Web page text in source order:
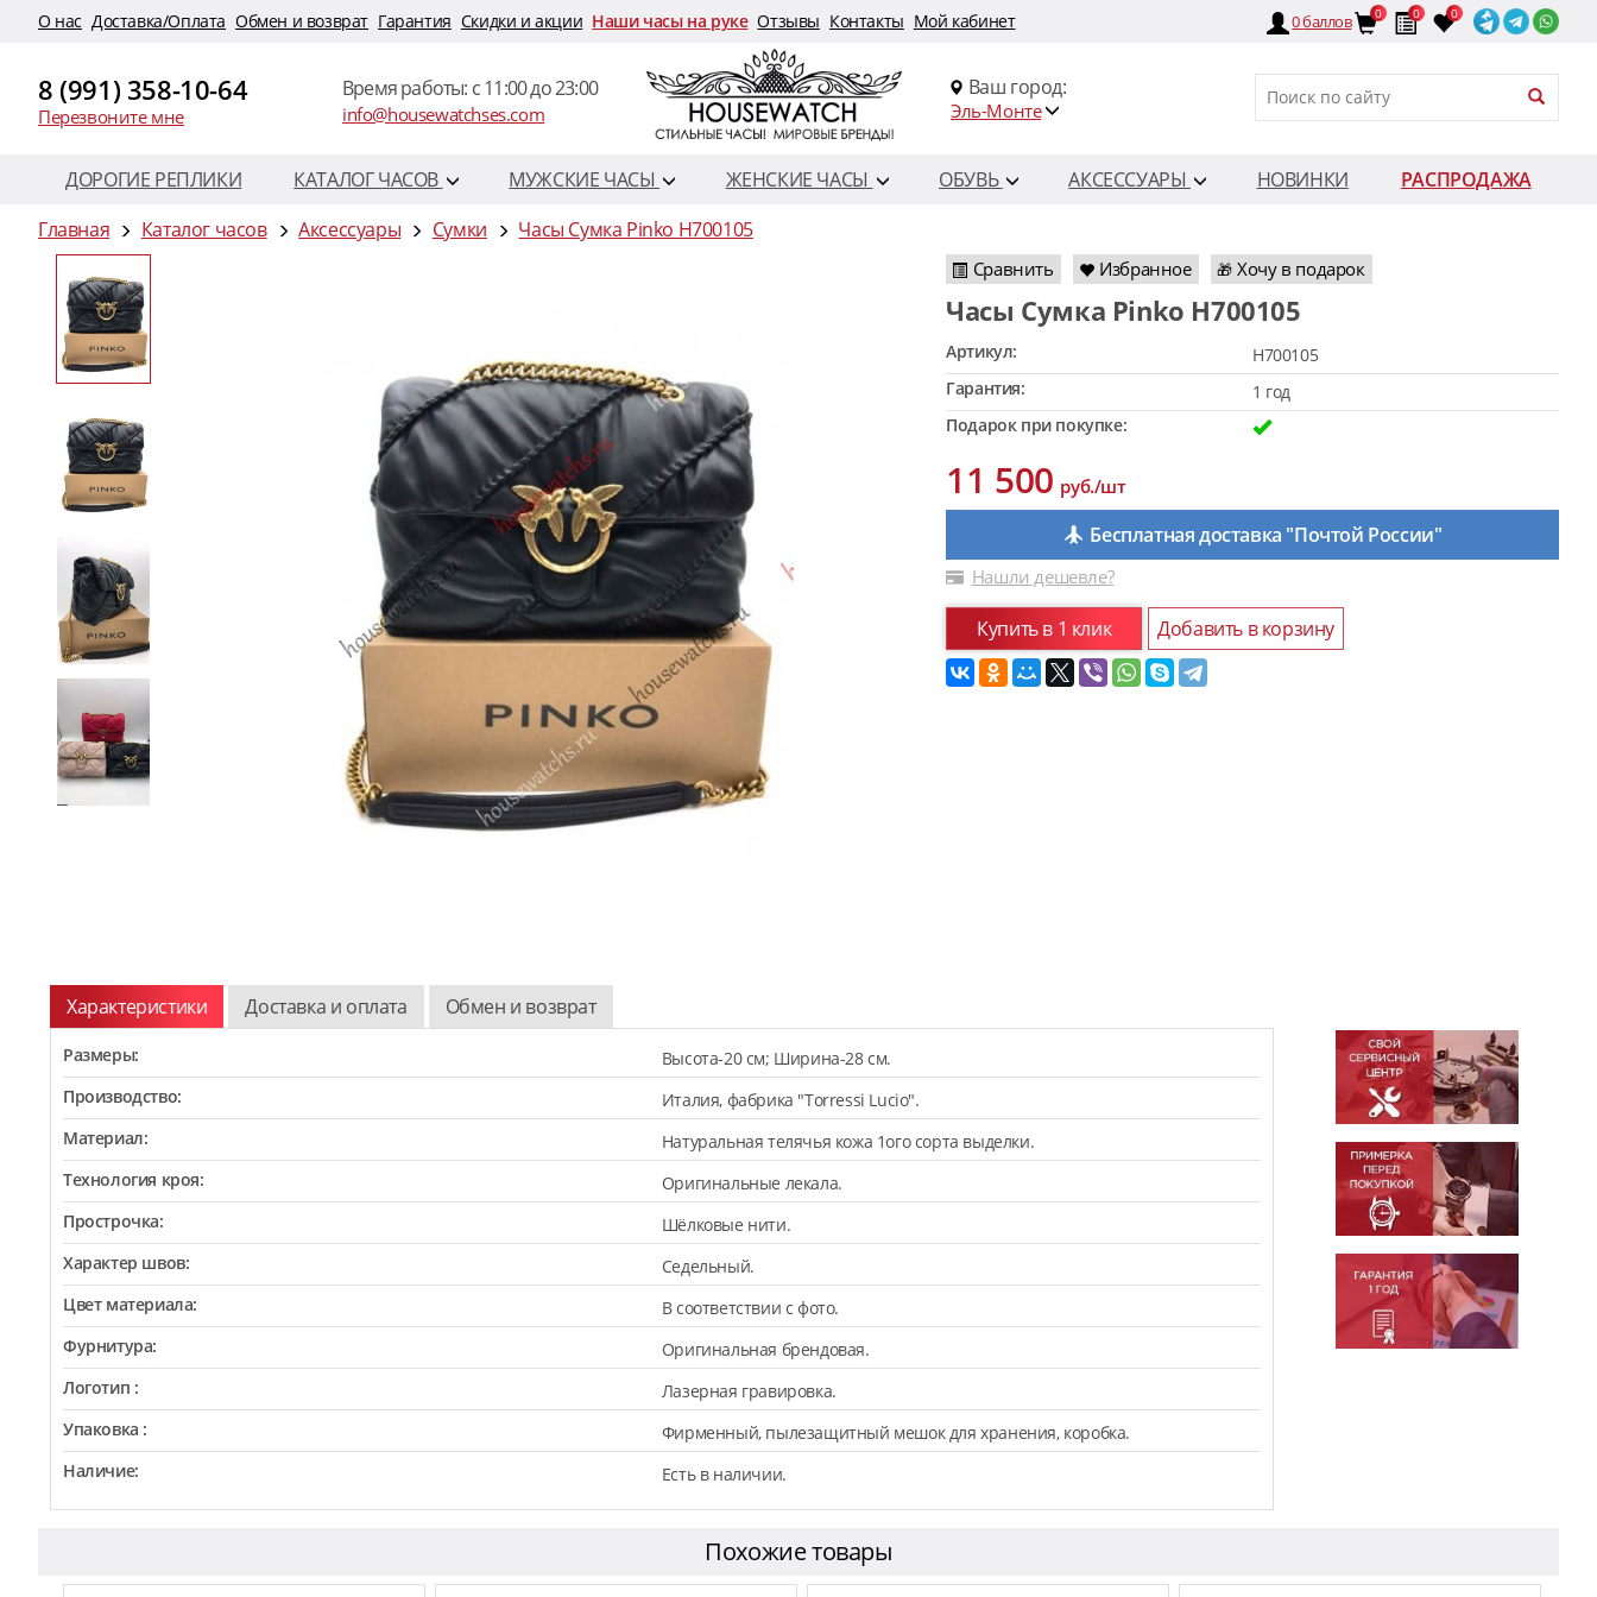
O нас Доставка/Оплата Обмен и возврат Гарантия Скидки и акции Наши часы на руке Отзывы Контакты Мой кабинет 0баллов 0 0 0
8 (991) 358-10-64
Перезвоните мне
Время работы: c 11:00 до 23:00
info@housewatchses.com
Ваш город:
Эль-Монте
ДОРОГИЕ РЕПЛИКИ КАТАЛОГ ЧАСОВ МУЖСКИЕ ЧАСЫ ЖЕНСКИЕ ЧАСЫ ОБУВЬ АКСЕССУАРЫ НОВИНКИ
РАСПРОДАЖА
Главная
Каталог часов Аксессуары Сумки Часы Сумка Pinko H700105
Сравнить Избранное 🎁 Хочу в подарок
Часы Сумка Pinko H700105
Артикул:
H700105
Гарантия:
1 год
Подарок при покупке:
11 500руб./шт
Бесплатная доставка "Почтой России"
Нашли дешевле?
Купить в 1 клик Добавить в корзину
Характеристики Доставка и оплата Обмен и возврат
Размеры:
Высота-20 см; Ширина-28 см.
Производство:
Италия, фабрика "Torressi Lucio".
Материал:
Натуральная телячья кожа 1ого сорта выделки.
Технология кроя:
Оригинальные лекала.
Прострочка:
Шёлковые нити.
Характер швов:
Седельный.
Цвет материала:
В соответствии с фото.
Фурнитура:
Оригинальная брендовая.
Логотип :
Лазерная гравировка.
Упаковка :
Фирменный, пылезащитный мешок для хранения, коробка.
Наличие:
Есть в наличии.
Похожие товары